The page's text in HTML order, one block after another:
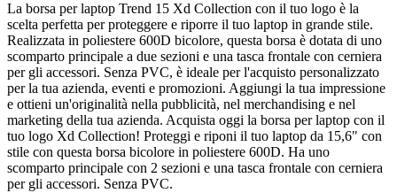
La borsa per laptop Trend 15 Xd Collection con il tuo logo è la
scelta perfetta per proteggere e riporre il tuo laptop in grande stile.
Realizzata in poliestere 600D bicolore, questa borsa è dotata di uno
scomparto principale a due sezioni e una tasca frontale con cerniera
per gli accessori. Senza PVC, è ideale per l'acquisto personalizzato
per la tua azienda, eventi e promozioni. Aggiungi la tua impressione
e ottieni un'originalità nella pubblicità, nel merchandising e nel
marketing della tua azienda. Acquista oggi la borsa per laptop con il
tuo logo Xd Collection! Proteggi e riponi il tuo laptop da 15,6" con
stile con questa borsa bicolore in poliestere 600D. Ha uno
scomparto principale con 2 sezioni e una tasca frontale con cerniera
per gli accessori. Senza PVC.